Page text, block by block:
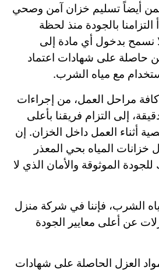
أيضاً تسليم خزان آمن وصحي
التزامنا بالجودة منذ لحظة
نسمح بدخول أي مادة إلى
حاصلة على شهادات اعتماد
مع مياه الشرب.
كافة مراحل العمل، من إجراءات
إلى التزام فريقنا بأعلى
أثناء العمل داخل الخزان. إن
المياه بحي المعذر
للجودة الموثوقة والأمان الذي لا
الشرب، فإننا في شركة منزل
عن أعلى معايير الجودة
العزل الحاصلة على شهادات